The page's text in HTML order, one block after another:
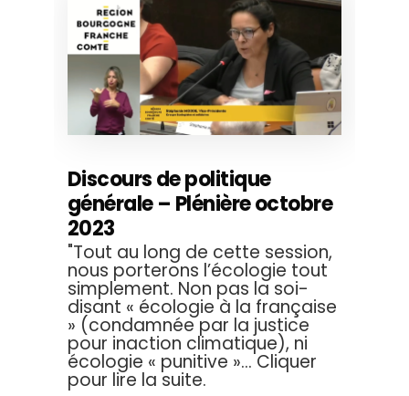
Discours de politique
générale – Plénière octobre
2023
"Tout au long de cette session,
nous porterons l’écologie tout
simplement. Non pas la soi-
disant « écologie à la française
» (condamnée par la justice
pour inaction climatique), ni
écologie « punitive »... Cliquer
pour lire la suite.